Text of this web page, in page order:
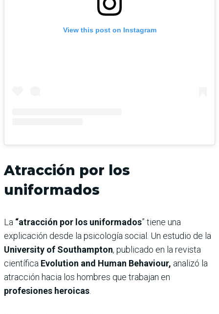
View this post on Instagram
Atracción por los
uniformados
La “atracción por los uniformados” tiene una
explicación desde la psicología social. Un estudio de la
University of Southampton, publicado en la revista
científica Evolution and Human Behaviour, analizó la
atracción hacia los hombres que trabajan en
profesiones heroicas